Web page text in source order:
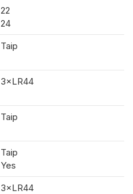
22
24
Taip
3×LR44
Taip
Taip
Yes
3×LR44